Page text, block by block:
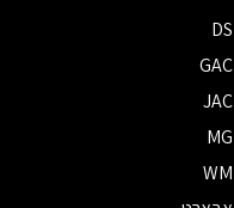
DS
GAC
JAC
MG
WM